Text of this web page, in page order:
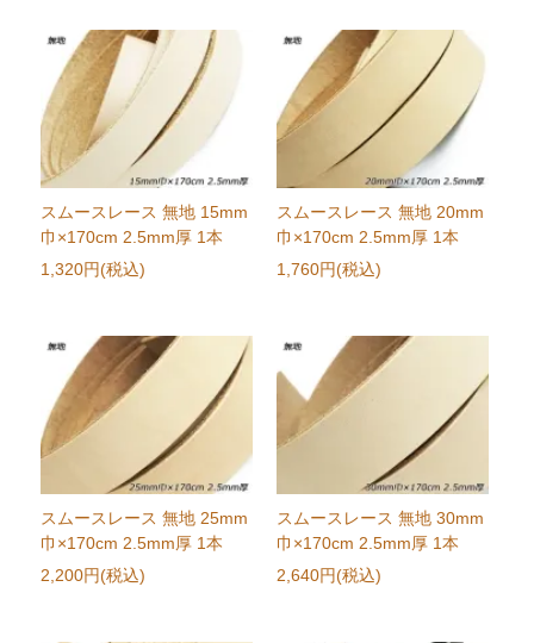
スムースレース 無地 15mm
巾×170cm 2.5mm厚 1本
1,320円(税込)
スムースレース 無地 20mm
巾×170cm 2.5mm厚 1本
1,760円(税込)
スムースレース 無地 25mm
巾×170cm 2.5mm厚 1本
2,200円(税込)
スムースレース 無地 30mm
巾×170cm 2.5mm厚 1本
2,640円(税込)